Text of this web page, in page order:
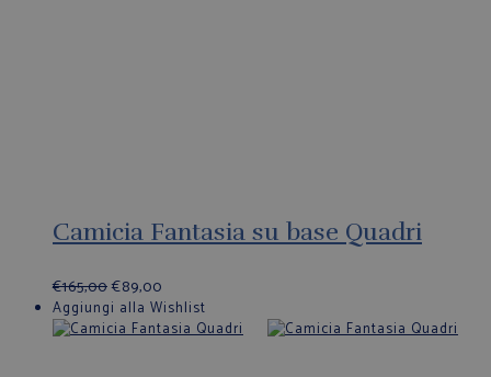
Camicia Fantasia su base Quadri
€165,00€89,00
Aggiungi alla Wishlist